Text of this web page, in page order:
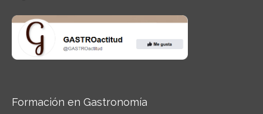
Formación en Gastronomía